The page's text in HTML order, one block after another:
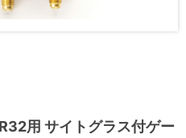
用 サイトグラス付ゲー